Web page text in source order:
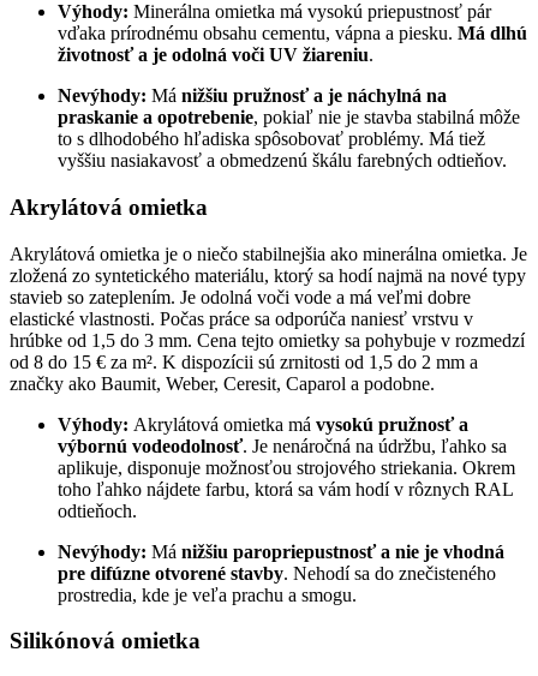
Výhody: Minerálna omietka má vysokú priepustnosť pár
vďaka prírodnému obsahu cementu, vápna a piesku. Má dlhú
životnosť a je odolná voči UV žiareniu.
Nevýhody: Má nižšiu pružnosť a je náchylná na
praskanie a opotrebenie, pokiaľ nie je stavba stabilná môže
to s dlhodobého hľadiska spôsobovať problémy. Má tiež
vyššiu nasiakavosť a obmedzenú škálu farebných odtieňov.
Akrylátová omietka
Akrylátová omietka je o niečo stabilnejšia ako minerálna omietka. Je
zložená zo syntetického materiálu, ktorý sa hodí najmä na nové typy
stavieb so zateplením. Je odolná voči vode a má veľmi dobre
elastické vlastnosti. Počas práce sa odporúča naniesť vrstvu v
hrúbke od 1,5 do 3 mm. Cena tejto omietky sa pohybuje v rozmedzí
od 8 do 15 € za m². K dispozícii sú zrnitosti od 1,5 do 2 mm a
značky ako Baumit, Weber, Ceresit, Caparol a podobne.
Výhody: Akrylátová omietka má vysokú pružnosť a
výbornú vodeodolnosť. Je nenáročná na údržbu, ľahko sa
aplikuje, disponuje možnosťou strojového striekania. Okrem
toho ľahko nájdete farbu, ktorá sa vám hodí v rôznych RAL
odtieňoch.
Nevýhody: Má nižšiu paropriepustnosť a nie je vhodná
pre difúzne otvorené stavby. Nehodí sa do znečisteného
prostredia, kde je veľa prachu a smogu.
Silikónová omietka